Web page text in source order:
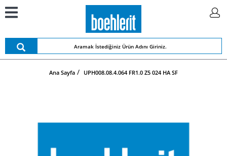
Ana Sayfa UPH008.08.4.064 FR1.0 Z5 024 HA SF